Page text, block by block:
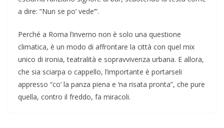
a dire: “Nun se po’ vede’”.
Perché a Roma l’inverno non è solo una questione
climatica, è un modo di affrontare la città con quel mix
unico di ironia, teatralità e sopravvivenza urbana. E allora,
che sia sciarpa o cappello, l’importante è portarseli
appresso “co’ la panza piena e ‘na risata pronta”, che pure
quella, contro il freddo, fa miracoli.